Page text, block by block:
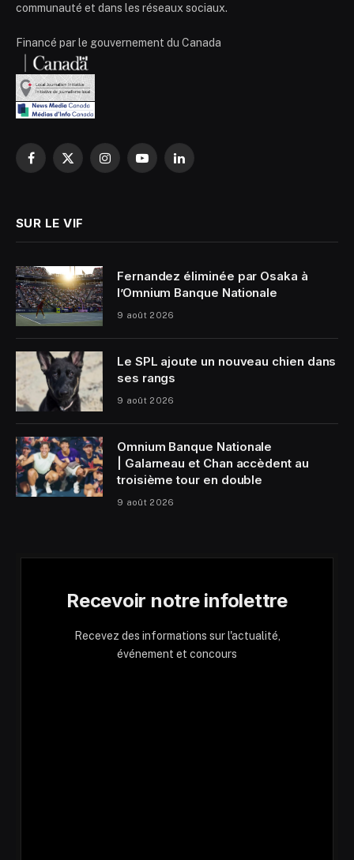
communauté et dans les réseaux sociaux.
Financé par le gouvernement du Canada
Facebook
X
InstagramYouTubeLinkedIn
SUR LE VIF
Fernandez éliminée par Osaka à
l’Omnium Banque Nationale
9 août 2026
Le SPL ajoute un nouveau chien dans
ses rangs
9 août 2026
Omnium Banque Nationale
| Galarneau et Chan accèdent au
troisième tour en double
9 août 2026
Recevoir notre infolettre
Recevez des informations sur l'actualité,
événement et concours